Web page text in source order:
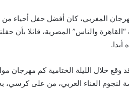
المغربي، كان أفضل حفل أحياء
والناس” المصرية، قائلا بأن
أبدا.
لنجوم الغناء العربي، من على